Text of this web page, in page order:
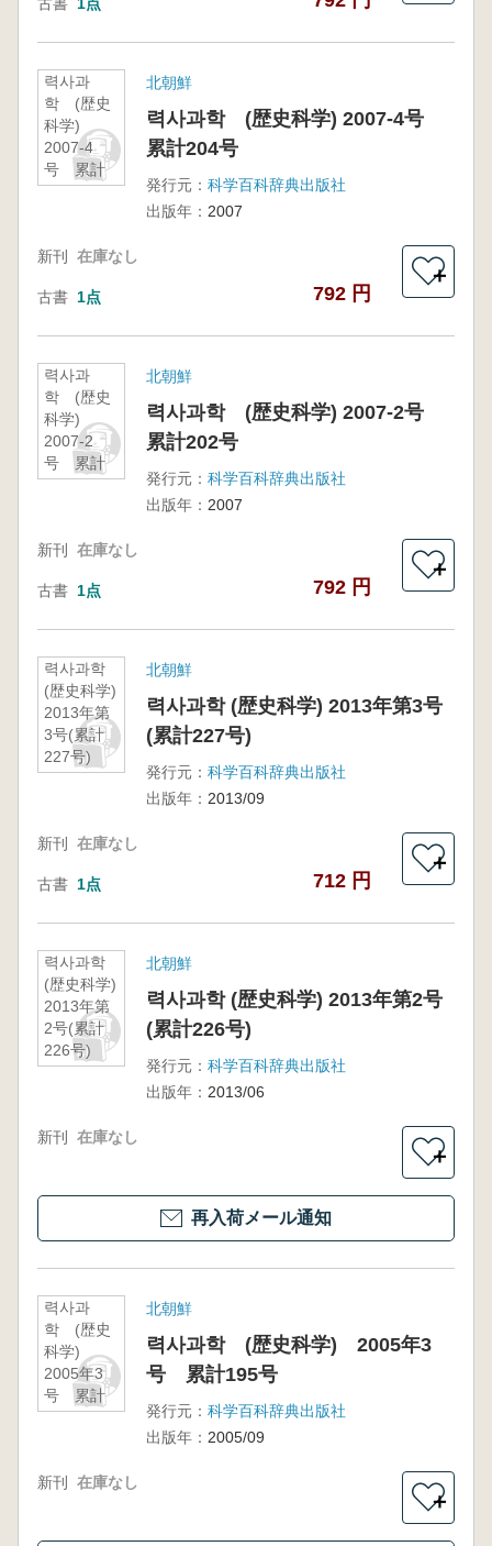
력사과
학 (歴史
科学)
2007-4
号 累計
204号
北朝鮮
력사과학 (歴史科学) 2007-4号
累計204号
発行元： 科学百科辞典出版社
出版年： 2007
新刊 在庫なし
古書 1点 792 円
＋
력사과
학 (歴史
科学)
2007-2
号 累計
202号
北朝鮮
력사과학 (歴史科学) 2007-2号
累計202号
発行元： 科学百科辞典出版社
出版年： 2007
新刊 在庫なし
古書 1点 792 円
＋
력사과학
(歴史科学)
2013年第
3号(累計
227号)
北朝鮮
력사과학 (歴史科学) 2013年第3号
(累計227号)
発行元： 科学百科辞典出版社
出版年： 2013/09
新刊 在庫なし
古書 1点 712 円
＋
력사과학
(歴史科学)
2013年第
2号(累計
226号)
北朝鮮
력사과학 (歴史科学) 2013年第2号
(累計226号)
発行元： 科学百科辞典出版社
出版年： 2013/06
新刊 在庫なし
＋
再入荷メール通知
력사과
학 (歴史
科学)
2005年3
号 累計
195号
北朝鮮
력사과학 (歴史科学) 2005年3
号 累計195号
発行元： 科学百科辞典出版社
出版年： 2005/09
新刊 在庫なし
＋